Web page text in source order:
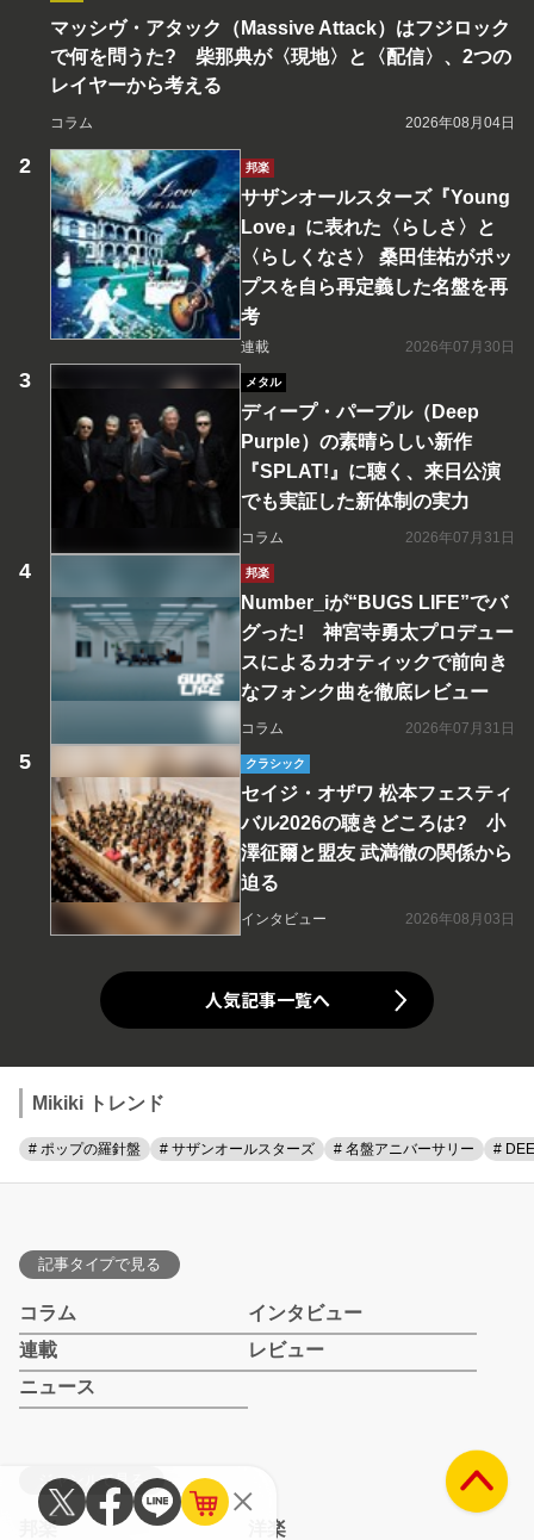
マッシヴ・アタック（Massive Attack）はフジロック
で何を問うた? 柴那典が〈現地〉と〈配信〉、2つの
レイヤーから考える
コラム 2026年08月04日
邦楽
サザンオールスターズ『Young
Love』に表れた〈らしさ〉と
〈らしくなさ〉 桑田佳祐がポッ
プスを自ら再定義した名盤を再
考
連載 2026年07月30日
メタル
ディープ・パープル（Deep
Purple）の素晴らしい新作
『SPLAT!』に聴く、来日公演
でも実証した新体制の実力
コラム 2026年07月31日
邦楽
Number_iが“BUGS LIFE”でバ
グった! 神宮寺勇太プロデュー
スによるカオティックで前向き
なフォンク曲を徹底レビュー
コラム 2026年07月31日
クラシック
セイジ・オザワ 松本フェスティ
バル2026の聴きどころは? 小
澤征爾と盟友 武満徹の関係から
迫る
インタビュー 2026年08月03日
人気記事一覧へ
Mikiki トレンド
# ポップの羅針盤 # サザンオールスターズ # 名盤アニバーサリー #
記事タイプで見る
コラム
インタビュー
連載
レビュー
ニュース
ジャンルで見る
邦楽 洋楽